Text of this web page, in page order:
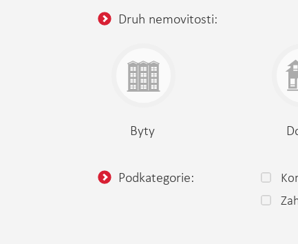
Druh nemovitosti:
Byty
Podkategorie: